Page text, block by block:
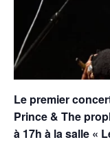
Le premier
Prince & The
à 17h à la salle «